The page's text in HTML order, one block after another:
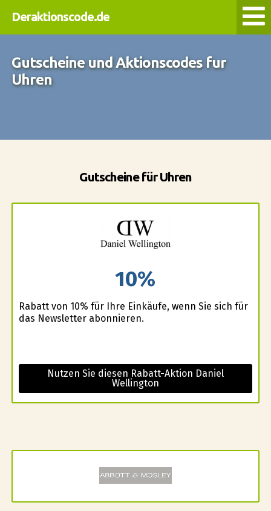
Deraktionscode.de
Gutscheine und Aktionscodes fur
Uhren
Gutscheine für Uhren
10%
Rabatt von 10% für Ihre Einkäufe, wenn Sie sich für
das Newsletter abonnieren.
Nutzen Sie diesen Rabatt-Aktion Daniel
Wellington